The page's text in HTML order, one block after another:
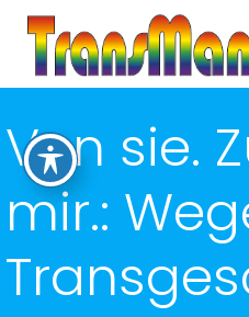
Zum
Inhalt
springen
Von sie.
mir.: